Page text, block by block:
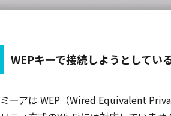
WEPキーで接続しようとしている
ミーアは WEP（Wired Equivalent